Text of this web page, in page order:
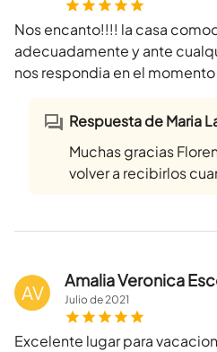
Nos encanto!!!! la casa
adecuadamente y ante
nos respondia en el
Respuesta de Maria
Muchas gracias
volver a recibirlos
AV
Amalia Veronica
Juliode2021
Excelente lugar para